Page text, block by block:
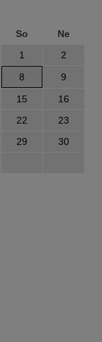
So
Ne
1
2
8
9
15
16
22
23
29
30